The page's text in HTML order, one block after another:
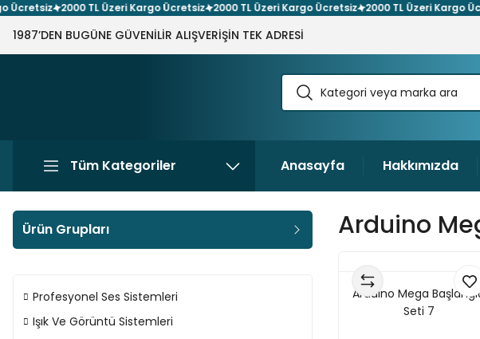
2000 TL Üzeri Kargo Ücretsiz 2000 TL Üzeri Kargo Ücretsiz 2000 TL Üzeri Kargo
1987’DEN BUGÜNE GÜVENİLİR ALIŞVERİŞİN TEK ADRESİ
Tüm Kategoriler Anasayfa Hakkımızda
Ürün Grupları
Profesyonel Ses Sistemleri
Işık Ve Görüntü Sistemleri
Arduino
Arduino Mega
Seti 7